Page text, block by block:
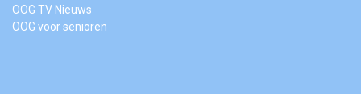
OOG TV Nieuws
OOG voor senioren